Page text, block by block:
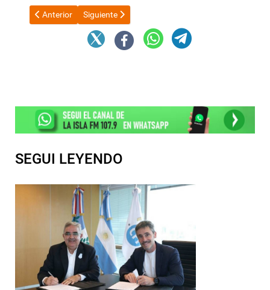
Artículo anterior: La oración del Padre Paco durante la vigilia
Anterior Artículo siguiente: Carlos Beraldi ya pidió la
Siguiente
SEGUI LEYENDO